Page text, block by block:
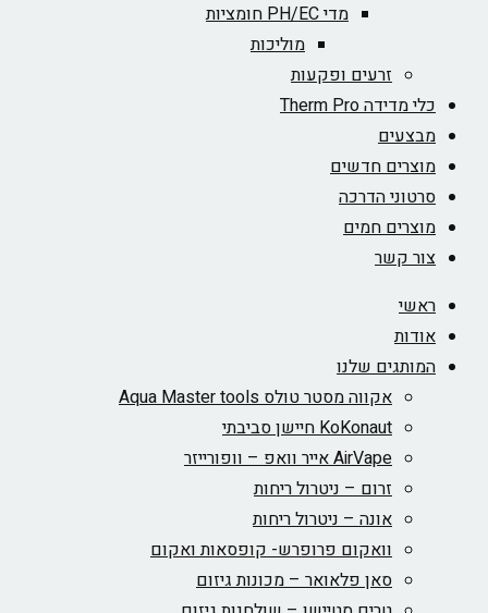
מדי PH/EC חומציות
מוליכות
זרעים ופקעות
כלי מדידה Therm Pro
מבצעים
מוצרים חדשים
סרטוני הדרכה
מוצרים חמים
צור קשר
ראשי
אודות
המותגים שלנו
אקווה מסטר טולס Aqua Master tools
KoKonaut חיישן סביבתי
AirVape אייר וואפ – וופורייזר
זרום – ניטרול ריחות
אונה – ניטרול ריחות
וואקום פרופרש- קופסאות ואקום
סאן פלאואר – מכונות גיזום